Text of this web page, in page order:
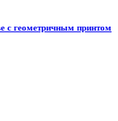
с геометричным принтом